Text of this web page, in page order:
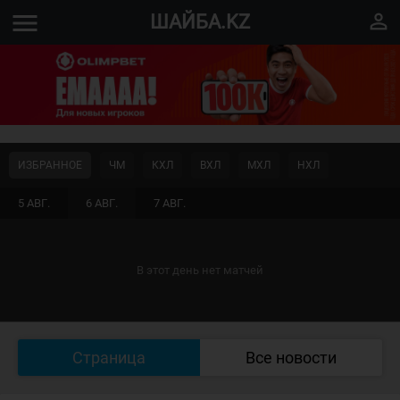
menu ШАЙБА.KZ perm_identity
5 АВГ. 6 АВГ. 7 АВГ.
ИЗБРАННОЕ ЧМ КХЛ ВХЛ МХЛ НХЛ
В этот день нет матчей
Страница Все новости